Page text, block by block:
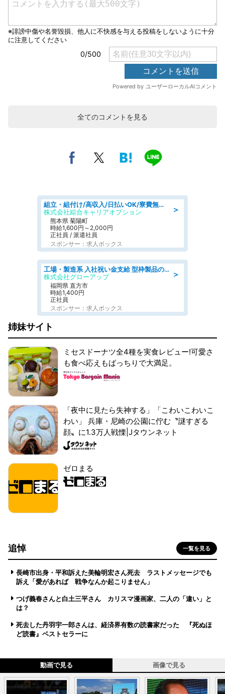
全てのコメントを見る
＞
組立・組付け/高収入/日払いOK/寮費無料/交替制/20・30・40代活躍中
株式会社綜合キャリアオプション
熊本県 菊陽町
時給1,600円～2,000円
正社員 / 派遣社員
スポンサー：求人ボックス
＞
工場・製造系 入社祝い金支給 型枠製品の補修作業 土日休み
株式会社グローアップ
福岡県 直方市
時給1,400円
正社員
スポンサー：求人ボックス
姉妹サイト
ミセスドーナツ全4種を実食レビュー!可愛さ
も食べ応えもばっちりで大満足。
「夜中に見たら失神する」「こわいこわいこ
わい」 兵庫・尼崎の公園に佇む〝謎すぎる
顔〟に1.3万人戦慄|Jタウンネット
ゼロまる
追悼 一覧を見る
長崎市出身・平和訴えた美輪明宏さん死去 ラストメッセージでも
訴え「愛があれば 戦争なんか起こりません」
つげ義春さんと白土三平さん カリスマ漫画家、二人の「違い」と
は？
死去した丹羽宇一郎さんは、経済界有数の読書家だった 『死ぬほ
ど読書』ベストセラーに
動画で見る 画像で見る